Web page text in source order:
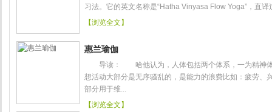
习法。它的英文名称是“Hatha Vinyasa Flow Yoga”，直译
【浏览全文】
惠兰瑜伽
导读： 哈他认为，人体包括两个体系，一为精神体
想活动大部分是无序骚乱的，是能力的浪费比如：疲劳、
部分用于维...
【浏览全文】